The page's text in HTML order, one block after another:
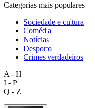
Categorias mais populares
Sociedade e cultura
Comédia
Notícias
Desporto
Crimes verdadeiros
A - H
I - P
Q - Z